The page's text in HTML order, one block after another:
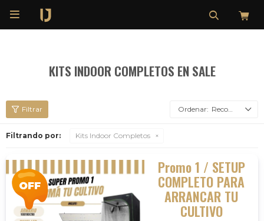

KITS INDOOR COMPLETOS EN SALE
Recomendados
Filtrando por: Kits Indoor Completos
Promo 1 / SETUP
COMPLETO PARA
ARRANCAR TU
CULTIVO